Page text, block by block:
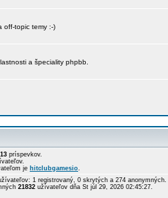
off-topic temy :-)
a špeciality phpbb.
príspevkov.
je hitclubgamesio.
1 registrovaný, 0 skrytých a 274
21832 užívateľov dňa St júl 29, 2026 02:45:27.